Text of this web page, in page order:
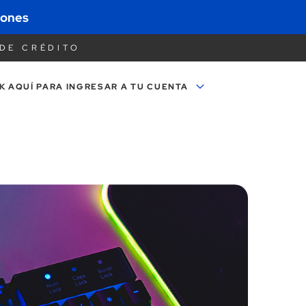
CRÉDITO
AQUÍ PARA INGRESAR A TU CUENTA